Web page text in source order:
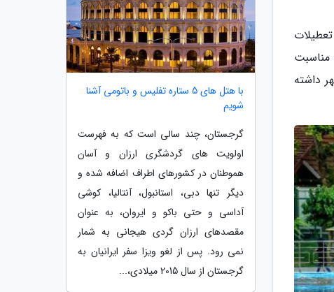
مناسبت
داشته
با هتل های 5 ستاره تفلیس و باتومی آشنا
شویم
گرجستان، چند سالی است که به فهرست
اولویت های گردشگری ارزان و آسان
هموطنان در کشورهای اطراف اضافه شده و
دیگر تنها دبی، استانبول، آنتالیا، کوشی
آداسی و حتی باکو و ایروان، به عنوان
مقصدهای ارزان گردی هیجانی به شمار
نمی رود. پس از لغو ویزا سفر ایرانیان به
گرجستان از سال 2015 میلادی،...